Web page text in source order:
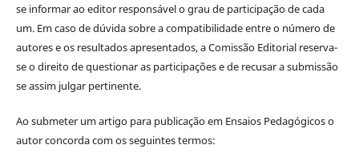
se informar ao editor responsável o grau de participação de cada
um. Em caso de dúvida sobre a compatibilidade entre o número de
autores e os resultados apresentados, a Comissão Editorial reserva-
se o direito de questionar as participações e de recusar a submissão
se assim julgar pertinente.
Ao submeter um artigo para publicação em Ensaios Pedagógicos o
autor concorda com os seguintes termos: